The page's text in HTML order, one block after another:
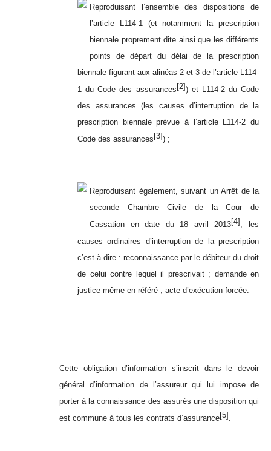
Reproduisant l’ensemble des dispositions de
l’article L114-1 (et notamment la prescription
biennale proprement dite ainsi que les différents
points de départ du délai de la prescription
biennale figurant aux alinéas 2 et 3 de l’article L114-
1 du Code des assurances[2]) et L114-2 du Code
des assurances (les causes d’interruption de la
prescription biennale prévue à l’article L114-2 du
Code des assurances [3]) ;
Reproduisant également, suivant un Arrêt de la
seconde Chambre Civile de la Cour de
Cassation en date du 18 avril 2013[4] , les
causes ordinaires d’interruption de la prescription
c’est-à-dire : reconnaissance par le débiteur du droit
de celui contre lequel il prescrivait ; demande en
justice même en référé ; acte d’exécution forcée.
Cette obligation d’information s’inscrit dans le devoir
général d’information de l’assureur qui lui impose de
porter à la connaissance des assurés une disposition qui
est commune à tous les contrats d’assurance[5] .